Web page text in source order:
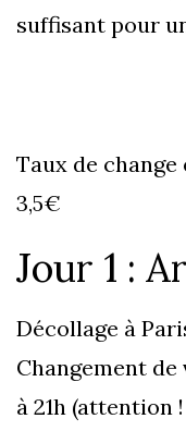
suffisant pour
Taux de change
3,5€
Jour 1 :
Décollage à
Changement
à 21h (attention